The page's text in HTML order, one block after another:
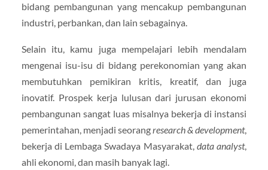
bidang pembangunan yang mencakup pembangunan
industri, perbankan, dan lain sebagainya.
Selain itu, kamu juga mempelajari lebih mendalam
mengenai isu-isu di bidang perekonomian yang akan
membutuhkan pemikiran kritis, kreatif, dan juga
inovatif. Prospek kerja lulusan dari jurusan ekonomi
pembangunan sangat luas misalnya bekerja di instansi
pemerintahan, menjadi seorang research & development,
bekerja di Lembaga Swadaya Masyarakat, data analyst,
ahli ekonomi, dan masih banyak lagi.